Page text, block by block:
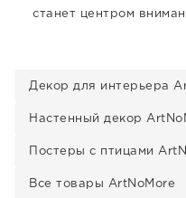
станет центром
Декор для интерьера
Настенный декор
Постеры с птицами
Все товары ArtNoMore